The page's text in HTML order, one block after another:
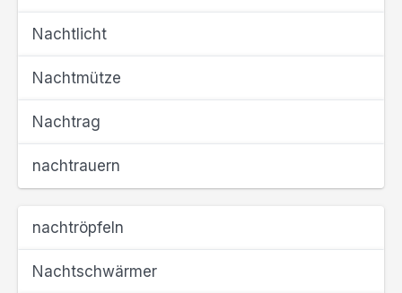
Nachtlicht
Nachtmütze
Nachtrag
nachtrauern
nachtröpfeln
Nachtschwärmer